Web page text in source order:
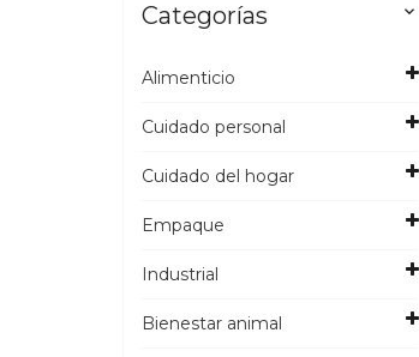
Categorías 
Alimenticio
Cuidado personal
Cuidado del hogar
Empaque
Industrial
Bienestar animal